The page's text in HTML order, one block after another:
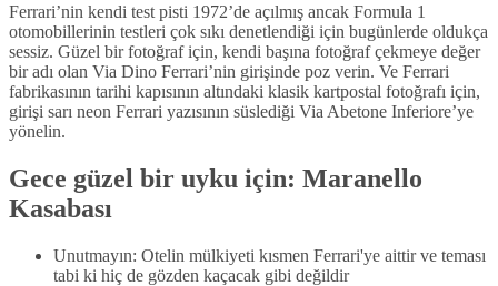
Ferrari’nin kendi test pisti 1972’de açılmış ancak Formula 1
otomobillerinin testleri çok sıkı denetlendiği için bugünlerde oldukça
sessiz. Güzel bir fotoğraf için, kendi başına fotoğraf çekmeye değer
bir adı olan Via Dino Ferrari’nin girişinde poz verin. Ve Ferrari
fabrikasının tarihi kapısının altındaki klasik kartpostal fotoğrafı için,
girişi sarı neon Ferrari yazısının süslediği Via Abetone Inferiore’ye
yönelin.
Gece güzel bir uyku için: Maranello
Kasabası
Unutmayın: Otelin mülkiyeti kısmen Ferrari'ye aittir ve teması
tabi ki hiç de gözden kaçacak gibi değildir